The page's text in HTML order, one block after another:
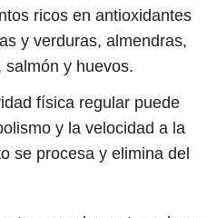
ricos en antioxidantes
y verduras, almendras,
y huevos.
física regular puede
y la velocidad a la
se procesa y elimina del